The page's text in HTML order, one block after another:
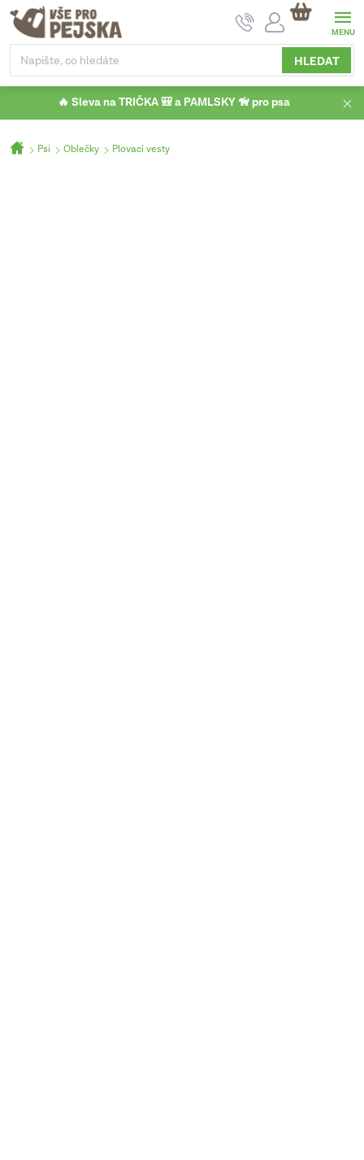
Přejít
obsah
HLEDAT
NÁKUPNÍ
KOŠÍK
🔥 Sleva na TRIČKA 🎒 a PAMLSKY 🦮 pro psa
Domů
Psi Oblečky Plovací vesty